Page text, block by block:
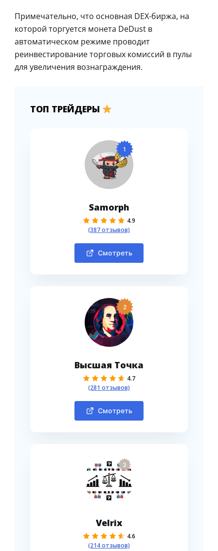
Примечательно, что основная DEX-биржа, на
которой торгуется монета DeDust в
автоматическом режиме проводит
реинвестирование торговых комиссий в пулы
для увеличения вознаграждения.
ТОП ТРЕЙДЕРЫ
1
Samorph
4.9
(387 отзывов)
Смотреть
2
Высшая Точка
4.7
(281 отзывов)
Смотреть
3
Velrix
4.6
(214 отзывов)